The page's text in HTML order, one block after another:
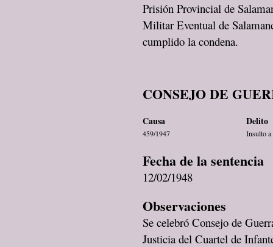
Prisión Provincial de
Militar Eventual de
cumplido la condena.
CONSEJO DE
Causa Delito
459/1947 Insulto a
Fecha de la sentencia
12/02/1948
Observaciones
Se celebró Consejo de
Justicia del Cuartel de